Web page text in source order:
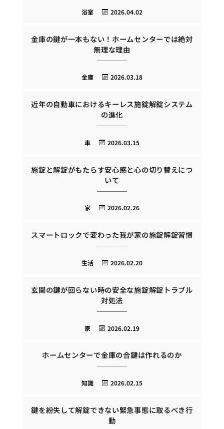
2026.04.02
浴室
金庫の鍵が一本もない！ホームセンターでは絶対
無理な理由
2026.03.18
金庫
近年の自動車におけるキーレス施錠解錠システム
の進化
2026.03.15
車
施錠と解錠がもたらす安心感と心の切り替えにつ
いて
2026.02.26
家
スマートロックで変わった我が家の施錠解錠習慣
2026.02.20
生活
玄関の鍵が回らない時の安全な施錠解錠トラブル
対処法
2026.02.19
家
ホームセンターで金庫の合鍵は作れるのか
2026.02.15
知識
鍵を紛失して解錠できない緊急事態に取るべき行
動